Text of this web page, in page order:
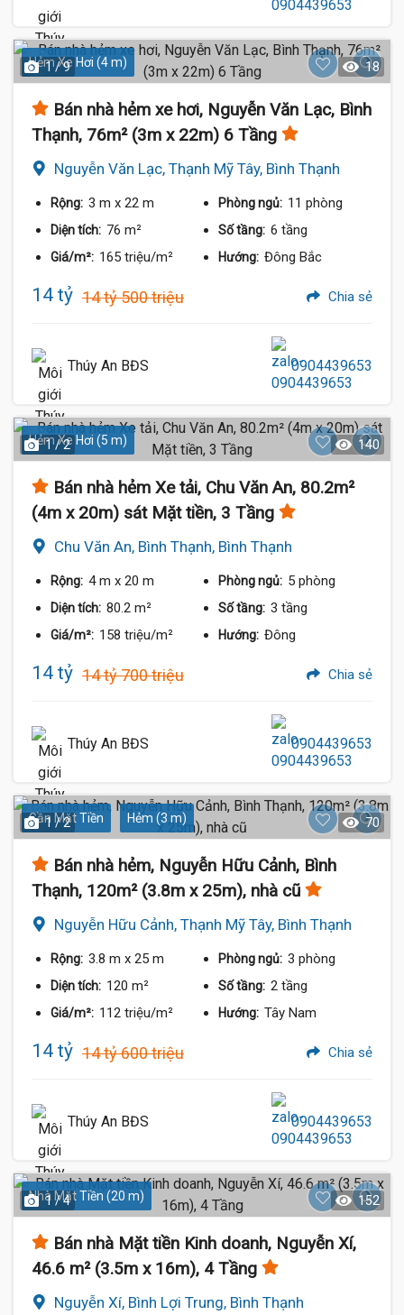
Hẻm Xe Hơi (4 m)
1 / 9 18
Bán nhà hẻm xe hơi, Nguyễn Văn Lạc, Bình
Thạnh, 76m² (3m x 22m) 6 Tầng
Nguyễn Văn Lạc, Thạnh Mỹ Tây, Bình Thạnh
Rộng: 3 m x 22 m Phòng ngủ: 11 phòng
Diện tích: 76 m² Số tầng: 6 tầng
Giá/m²: 165 triệu/m² Hướng: Đông Bắc
14 tỷ 14 tỷ 500 triệu Chia sẻ
Thúy An BĐS 0904439653
Hẻm Xe Hơi (5 m)
1 / 2 140
Bán nhà hẻm Xe tải, Chu Văn An, 80.2m²
(4m x 20m) sát Mặt tiền, 3 Tầng
Chu Văn An, Bình Thạnh, Bình Thạnh
Rộng: 4 m x 20 m Phòng ngủ: 5 phòng
Diện tích: 80.2 m² Số tầng: 3 tầng
Giá/m²: 158 triệu/m² Hướng: Đông
14 tỷ 14 tỷ 700 triệu Chia sẻ
Thúy An BĐS 0904439653
Gần Mặt Tiền Hẻm (3 m)
1 / 2 70
Bán nhà hẻm, Nguyễn Hữu Cảnh, Bình
Thạnh, 120m² (3.8m x 25m), nhà cũ
Nguyễn Hữu Cảnh, Thạnh Mỹ Tây, Bình Thạnh
Rộng: 3.8 m x 25 m Phòng ngủ: 3 phòng
Diện tích: 120 m² Số tầng: 2 tầng
Giá/m²: 112 triệu/m² Hướng: Tây Nam
14 tỷ 14 tỷ 600 triệu Chia sẻ
Thúy An BĐS 0904439653
Nhà Mặt Tiền (20 m)
1 / 4 152
Bán nhà Mặt tiền Kinh doanh, Nguyễn Xí,
46.6 m² (3.5m x 16m), 4 Tầng
Nguyễn Xí, Bình Lợi Trung, Bình Thạnh